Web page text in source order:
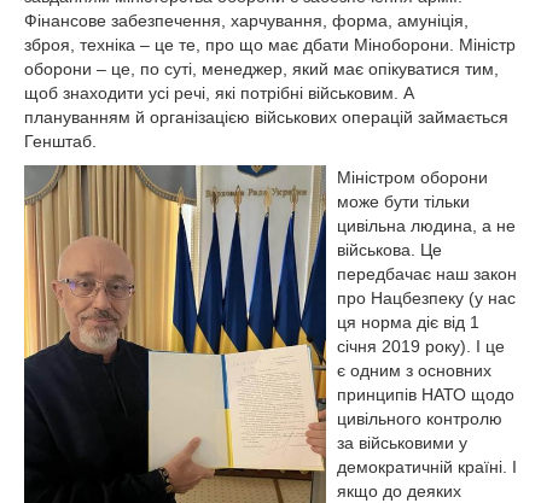
Фінансове забезпечення, харчування, форма, амуніція,
зброя, техніка – це те, про що має дбати Міноборони. Міністр
оборони – це, по суті, менеджер, який має опікуватися тим,
щоб знаходити усі речі, які потрібні військовим. А
плануванням й організацією військових операцій займається
Генштаб.
Міністром оборони
може бути тільки
цивільна людина, а не
військова. Це
передбачає наш закон
про Нацбезпеку (у нас
ця норма діє від 1
січня 2019 року). І це
є одним з основних
принципів НАТО щодо
цивільного контролю
за військовими у
демократичній країні. І
якщо до деяких